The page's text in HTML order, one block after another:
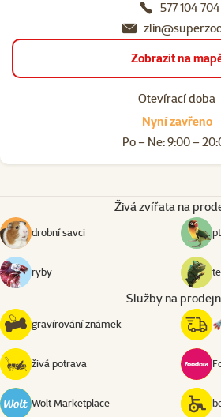
577 104 704
Zobrazit na
Otevírací doba
Nyní zavřeno
Po – Ne: 9:00 –
Živá zvířata na
drobní savci
ryby
Služby na
gravírování známek
živá potrava
Wolt Marketplace